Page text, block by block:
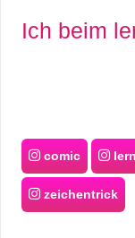
Ich beim
comic
zeichentrick